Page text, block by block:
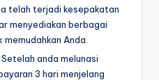
telah terjadi kesepakatan
menyediakan berbagai
Anda.
Setelah anda melunasi
3 hari menjelang